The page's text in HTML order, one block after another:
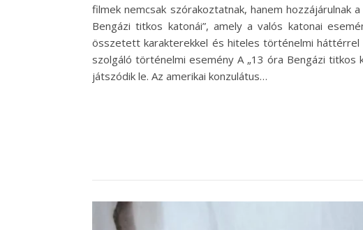
filmek nemcsak szórakoztatnak, hanem
Bengázi titkos katonái”, amely a valós katonai
összetett karakterekkel és hiteles történelmi
szolgáló történelmi esemény A „13 óra Bengázi
játszódik le. Az amerikai konzulátus…